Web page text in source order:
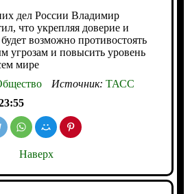
дел России Владимир
что укрепляя доверие и
возможно противостоять
угрозам и повысить уровень
мире
Источник: ТАСС
Наверх